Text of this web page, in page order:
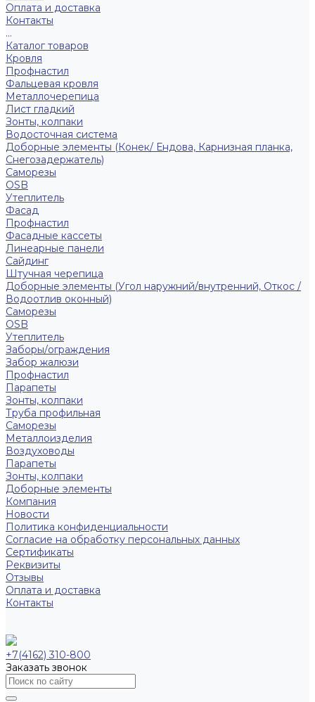
Оплата и доставка
Контакты
...
Каталог товаров
Кровля
Профнастил
Фальцевая кровля
Металлочерепица
Лист гладкий
Зонты, колпаки
Водосточная система
Доборные элементы (Конек/ Ендова, Карнизная планка,
Снегозадержатель)
Саморезы
ОSB
Утеплитель
Фасад
Профнастил
Фасадные кассеты
Линеарные панели
Сайдинг
Штучная черепица
Доборные элементы (Угол наружний/внутренний, Откос /
Водоотлив оконный)
Саморезы
OSB
Утеплитель
Заборы/ограждения
Забор жалюзи
Профнастил
Парапеты
Зонты, колпаки
Труба профильная
Саморезы
Металлоизделия
Воздуховоды
Парапеты
Зонты, колпаки
Доборные элементы
Компания
Новости
Политика конфиденциальности
Согласие на обработку персональных данных
Сертификаты
Реквизиты
Отзывы
Оплата и доставка
Контакты
+7(4162) 310-800
Заказать звонок